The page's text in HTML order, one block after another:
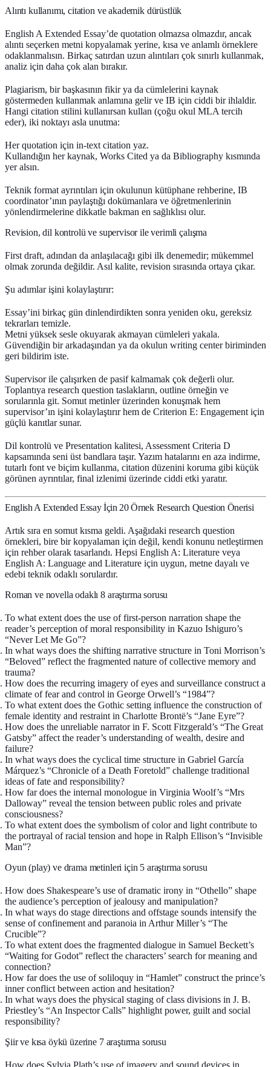
Alıntı kullanımı, citation ve akademik dürüstlük
English A Extended Essay’de quotation olmazsa olmazdır, ancak
alıntı seçerken metni kopyalamak yerine, kısa ve anlamlı örneklere
odaklanmalısın. Birkaç satırdan uzun alıntıları çok sınırlı kullanmak,
analiz için daha çok alan bırakır.
Plagiarism, bir başkasının fikir ya da cümlelerini kaynak
göstermeden kullanmak anlamına gelir ve IB için ciddi bir ihlaldir.
Hangi citation stilini kullanırsan kullan (çoğu okul MLA tercih
eder), iki noktayı asla unutma:
Her quotation için in-text citation yaz.
Kullandığın her kaynak, Works Cited ya da Bibliography kısmında
yer alsın.
Teknik format ayrıntıları için okulunun kütüphane rehberine, IB
coordinator’ının paylaştığı dokümanlara ve öğretmenlerinin
yönlendirmelerine dikkatle bakman en sağlıklısı olur.
Revision, dil kontrolü ve supervisor ile verimli çalışma
First draft, adından da anlaşılacağı gibi ilk denemedir; mükemmel
olmak zorunda değildir. Asıl kalite, revision sırasında ortaya çıkar.
Şu adımlar işini kolaylaştırır:
Essay’ini birkaç gün dinlendirdikten sonra yeniden oku, gereksiz
tekrarları temizle.
Metni yüksek sesle okuyarak akmayan cümleleri yakala.
Güvendiğin bir arkadaşından ya da okulun writing center biriminden
geri bildirim iste.
Supervisor ile çalışırken de pasif kalmamak çok değerli olur.
Toplantıya research question taslakların, outline örneğin ve
sorularınla git. Somut metinler üzerinden konuşmak hem
supervisor’ın işini kolaylaştırır hem de Criterion E: Engagement için
güçlü kanıtlar sunar.
Dil kontrolü ve Presentation kalitesi, Assessment Criteria D
kapsamında seni üst bandlara taşır. Yazım hatalarını en aza indirme,
tutarlı font ve biçim kullanma, citation düzenini koruma gibi küçük
görünen ayrıntılar, final izlenimi üzerinde ciddi etki yaratır.
English A Extended Essay İçin 20 Örnek Research Question Önerisi
Artık sıra en somut kısma geldi. Aşağıdaki research question
örnekleri, bire bir kopyalaman için değil, kendi konunu netleştirmen
için rehber olarak tasarlandı. Hepsi English A: Literature veya
English A: Language and Literature için uygun, metne dayalı ve
edebi teknik odaklı sorulardır.
Roman ve novella odaklı 8 araştırma sorusu
To what extent does the use of first-person narration shape the
reader’s perception of moral responsibility in Kazuo Ishiguro’s
“Never Let Me Go”?
In what ways does the shifting narrative structure in Toni Morrison’s
“Beloved” reflect the fragmented nature of collective memory and
trauma?
How does the recurring imagery of eyes and surveillance construct a
climate of fear and control in George Orwell’s “1984”?
To what extent does the Gothic setting influence the construction of
female identity and restraint in Charlotte Brontë’s “Jane Eyre”?
How does the unreliable narrator in F. Scott Fitzgerald’s “The Great
Gatsby” affect the reader’s understanding of wealth, desire and
failure?
In what ways does the cyclical time structure in Gabriel García
Márquez’s “Chronicle of a Death Foretold” challenge traditional
ideas of fate and responsibility?
How far does the internal monologue in Virginia Woolf’s “Mrs
Dalloway” reveal the tension between public roles and private
consciousness?
To what extent does the symbolism of color and light contribute to
the portrayal of racial tension and hope in Ralph Ellison’s “Invisible
Man”?
Oyun (play) ve drama metinleri için 5 araştırma sorusu
How does Shakespeare’s use of dramatic irony in “Othello” shape
the audience’s perception of jealousy and manipulation?
In what ways do stage directions and offstage sounds intensify the
sense of confinement and paranoia in Arthur Miller’s “The
Crucible”?
To what extent does the fragmented dialogue in Samuel Beckett’s
“Waiting for Godot” reflect the characters’ search for meaning and
connection?
How far does the use of soliloquy in “Hamlet” construct the prince’s
inner conflict between action and hesitation?
In what ways does the physical staging of class divisions in J. B.
Priestley’s “An Inspector Calls” highlight power, guilt and social
responsibility?
Şiir ve kısa öykü üzerine 7 araştırma sorusu
How does Sylvia Plath’s use of imagery and sound devices in